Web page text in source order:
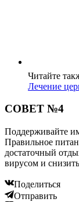
Читайте
Лечение
СОВЕТ №4
Поддерживайте
Правильное
достаточный
вирусом и
Поделиться
Отправить